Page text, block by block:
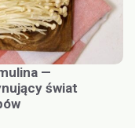
—
świat